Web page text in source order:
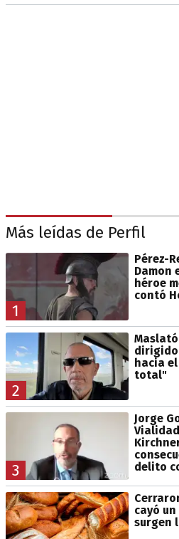
Más leídas de Perfil
1
Pérez-
Damon
héroe
contó
2
dirigido
hacia
total"
3
Jorge
delito
cayó
surgen